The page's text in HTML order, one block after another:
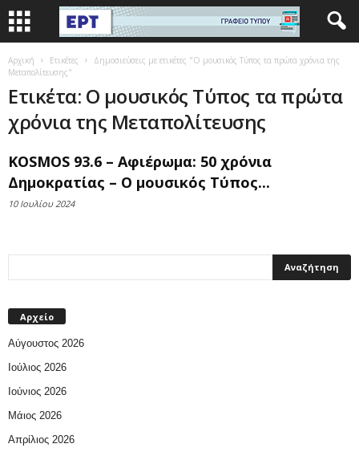
Αρχική Ετικέτες
Δημοσιεύσεις με ετικέτες "Ο μουσικός Τύπος τα πρώτα χρόνια της
Μεταπολίτευσης"
Ετικέτα: Ο μουσικός Τύπος τα πρώτα
χρόνια της Μεταπολίτευσης
KOSMOS 93.6 – Αφιέρωμα: 50 χρόνια
Δημοκρατίας – Ο μουσικός Τύπος...
10 Ιουλίου 2024
Αρχείο
Αύγουστος 2026
Ιούλιος 2026
Ιούνιος 2026
Μάιος 2026
Απρίλιος 2026